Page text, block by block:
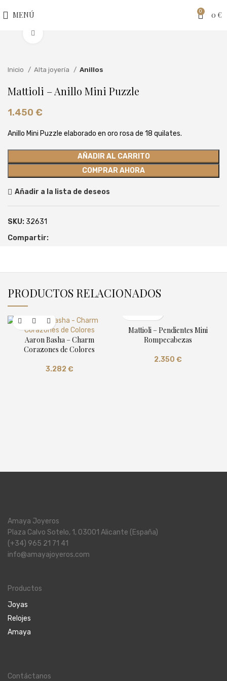
MENÚ 0 0 €
Inicio Alta joyería Anillos
Mattioli – Anillo Mini Puzzle
1.450 €
Anillo Mini Puzzle elaborado en oro rosa de 18 quilates.
AÑADIR AL CARRITO
COMPRAR AHORA
Añadir a la lista de deseos
SKU: 32631
Compartir:
PRODUCTOS RELACIONADOS
Aaron Basha – Charm
Corazones de Colores
3.282 €
Mattioli – Pendientes Mini
Rompecabezas
2.350 €
Amaya Joyeros
Plaza Calvo Sotelo, 1, 03001 Alicante (España)
(+34) 965 21 71 41
info@amayajoyeros.com
Productos
Joyas
Relojes
Amaya
Contáctanos